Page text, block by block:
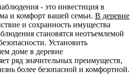
- это инвестиция в
и комфорт вашей семьи. В деревне
и сохранность имущества
становятся неотъемлемой
Установить
доме в деревне
ряд значительных преимуществ,
более безопасной и комфортной.